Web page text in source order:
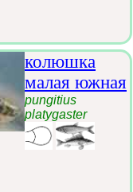
колюшка
малая южная
pungitius
platygaster